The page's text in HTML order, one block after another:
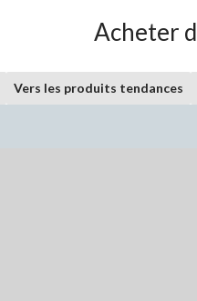
Acheter
Vers les produits tendances